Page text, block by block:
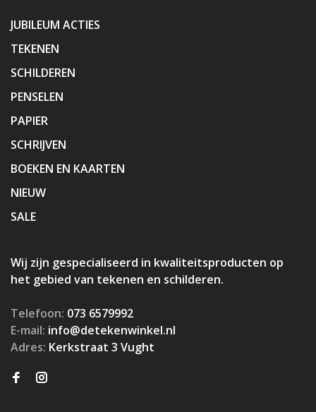
JUBILEUM ACTIES
TEKENEN
SCHILDEREN
PENSELEN
PAPIER
SCHRIJVEN
BOEKEN EN KAARTEN
NIEUW
SALE
Wij zijn gespecialiseerd in kwaliteitsproducten op
het gebied van tekenen en schilderen.
Telefoon: 073 6579992
E-mail: info@detekenwinkel.nl
Adres: Kerkstraat 3 Vught